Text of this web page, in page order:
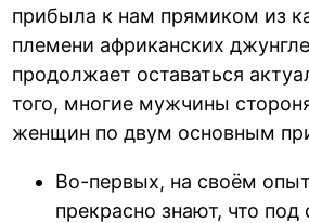
прибыла к нам прямиком из
племени африканских
продолжает оставаться
того, многие мужчины
женщин по двум основным
Во-первых, на своём
прекрасно знают, что